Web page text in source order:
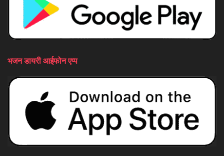
भजन डायरी आईफोन एप्प